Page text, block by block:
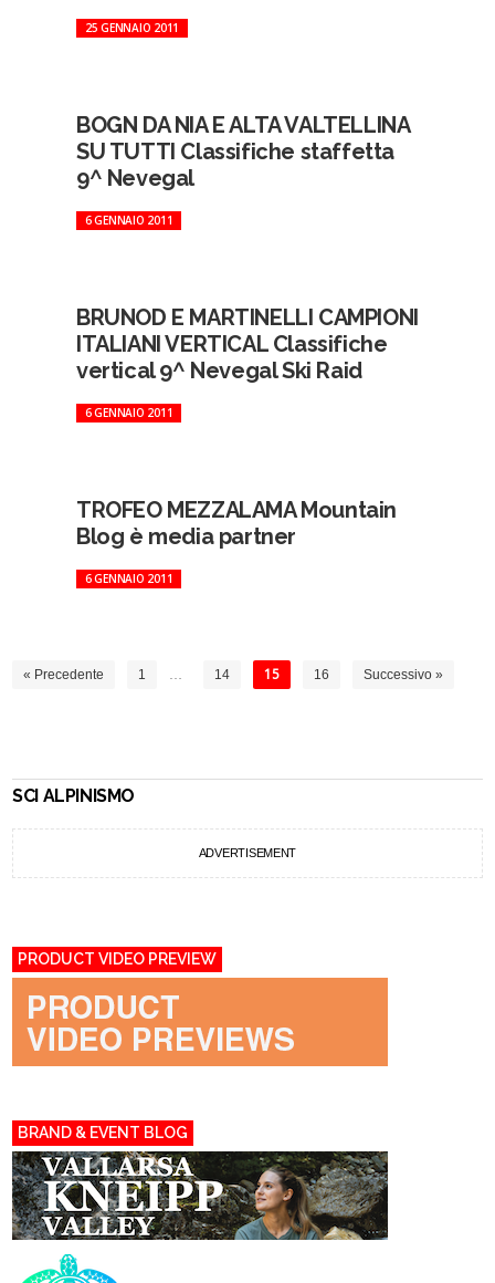
25 GENNAIO 2011
BOGN DA NIA E ALTA VALTELLINA
SU TUTTI Classifiche staffetta
9^ Nevegal
6 GENNAIO 2011
BRUNOD E MARTINELLI CAMPIONI
ITALIANI VERTICAL Classifiche
vertical 9^ Nevegal Ski Raid
6 GENNAIO 2011
TROFEO MEZZALAMA Mountain
Blog è media partner
6 GENNAIO 2011
« Precedente 1 … 14 15 16 Successivo »
SCI ALPINISMO
ADVERTISEMENT
PRODUCT VIDEO PREVIEW
BRAND & EVENT BLOG